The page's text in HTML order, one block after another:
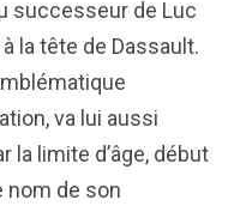
successeur de Luc
la tête de Dassault.
va lui aussi
la limite d’âge, début
nom de son